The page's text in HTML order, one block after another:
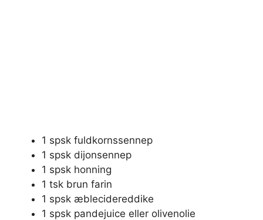
1 spsk fuldkornssennep
1 spsk dijonsennep
1 spsk honning
1 tsk brun farin
1 spsk æblecidereddike
1 spsk pandejuice eller olivenolie